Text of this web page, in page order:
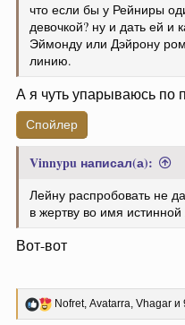
что если бы у Рейниры
девочкой? ну и дать ей и
Эймонду или Дэйрону
линию.
А я чуть упарываюсь по
Спойлер
Vinnypu написал(а):
Лейну распробовать не
в жертву во имя
Вот-вот
Р
е
Nofret, Avatarra, Vhagar и